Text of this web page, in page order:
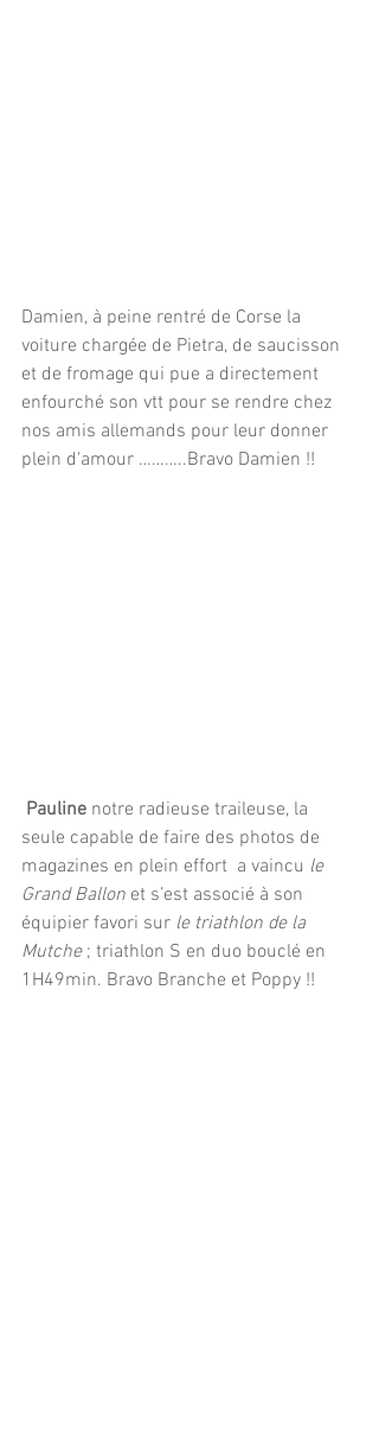
Damien, à peine rentré de Corse la
voiture chargée de Pietra, de saucisson
et de fromage qui pue a directement
enfourché son vtt pour se rendre chez
nos amis allemands pour leur donner
plein d'amour ………..Bravo Damien !!
Pauline notre radieuse traileuse, la
seule capable de faire des photos de
magazines en plein effort  a vaincu le
Grand Ballon et s’est associé à son
équipier favori sur le triathlon de la
Mutche ; triathlon S en duo bouclé en
1H49min. Bravo Branche et Poppy !!